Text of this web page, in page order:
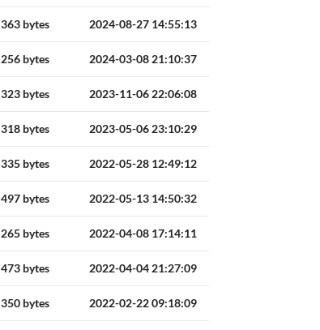
363 bytes 2024-08-27 14:55:13
256 bytes 2024-03-08 21:10:37
323 bytes 2023-11-06 22:06:08
318 bytes 2023-05-06 23:10:29
335 bytes 2022-05-28 12:49:12
497 bytes 2022-05-13 14:50:32
265 bytes 2022-04-08 17:14:11
473 bytes 2022-04-04 21:27:09
350 bytes 2022-02-22 09:18:09